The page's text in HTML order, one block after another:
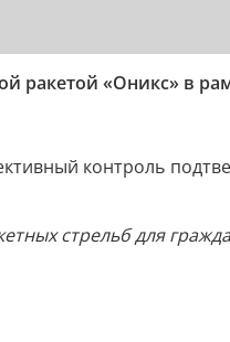
ракетой «Оникс» в
контроль
стрельб для